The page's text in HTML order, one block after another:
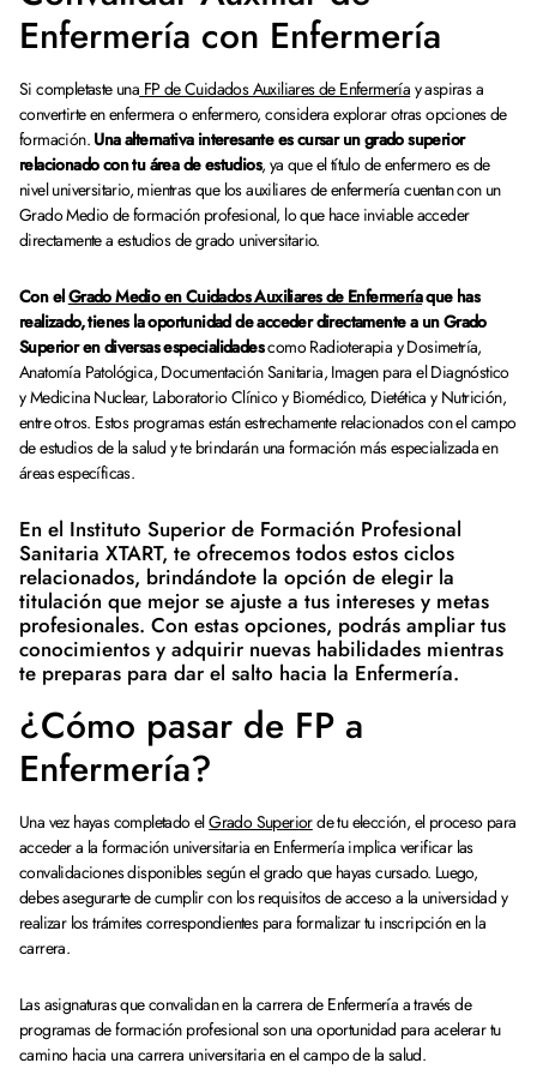
Enfermería con Enfermería
Si completaste una FP de Cuidados Auxiliares de Enfermería y aspiras a
convertirte en enfermera o enfermero, considera explorar otras opciones de
formación. Una alternativa interesante es cursar un grado superior
relacionado con tu área de estudios, ya que el título de enfermero es de
nivel universitario, mientras que los auxiliares de enfermería cuentan con un
Grado Medio de formación profesional, lo que hace inviable acceder
directamente a estudios de grado universitario.
Con elGrado Medio en Cuidados Auxiliares de Enfermeríaque has
realizado, tienes la oportunidad de acceder directamente a un Grado
Superior en diversas especialidadescomo Radioterapia y Dosimetría,
Anatomía Patológica, Documentación Sanitaria, Imagen para el Diagnóstico
y Medicina Nuclear, Laboratorio Clínico y Biomédico, Dietética y Nutrición,
entre otros. Estos programas están estrechamente relacionados con el campo
de estudios de la salud y te brindarán una formación más especializada en
áreas específicas.
En el Instituto Superior de Formación Profesional
Sanitaria XTART, te ofrecemos todos estos ciclos
relacionados, brindándote la opción de elegir la
titulación que mejor se ajuste a tus intereses y metas
profesionales. Con estas opciones, podrás ampliar tus
conocimientos y adquirir nuevas habilidades mientras
te preparas para dar el salto hacia la Enfermería.
¿Cómo pasar de FP a
Enfermería?
Una vez hayas completado elGrado Superiorde tu elección, el proceso para
acceder a la formación universitaria en Enfermería implica verificar las
convalidaciones disponibles según el grado que hayas cursado. Luego,
debes asegurarte de cumplir con los requisitos de acceso a la universidad y
realizar los trámites correspondientes para formalizar tu inscripción en la
carrera.
Las asignaturas que convalidan en la carrera de Enfermería a través de
programas de formación profesional son una oportunidad para acelerar tu
camino hacia una carrera universitaria en el campo de la salud.